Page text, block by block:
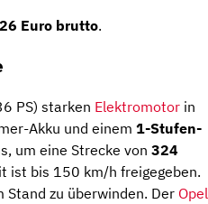
Euro brutto.
PS) starken Elektromotor in
Akku und einem 1-Stufen-
um eine Strecke von 324
ist bis 150 km/h freigegeben.
zu überwinden. Der Opel